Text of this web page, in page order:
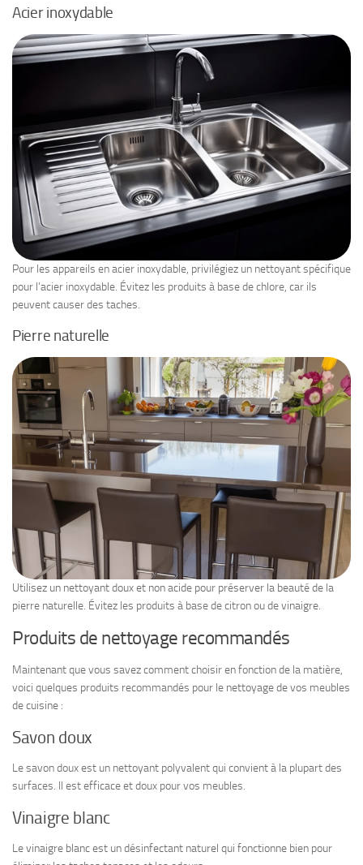
Acier inoxydable
Pour les appareils en acier inoxydable, privilégiez un nettoyant spécifique
pour l’acier inoxydable. Évitez les produits à base de chlore, car ils
peuvent causer des taches.
Pierre naturelle
Utilisez un nettoyant doux et non acide pour préserver la beauté de la
pierre naturelle. Évitez les produits à base de citron ou de vinaigre.
Produits de nettoyage recommandés
Maintenant que vous savez comment choisir en fonction de la matière,
voici quelques produits recommandés pour le nettoyage de vos meubles
de cuisine :
Savon doux
Le savon doux est un nettoyant polyvalent qui convient à la plupart des
surfaces. Il est efficace et doux pour vos meubles.
Vinaigre blanc
Le vinaigre blanc est un désinfectant naturel qui fonctionne bien pour